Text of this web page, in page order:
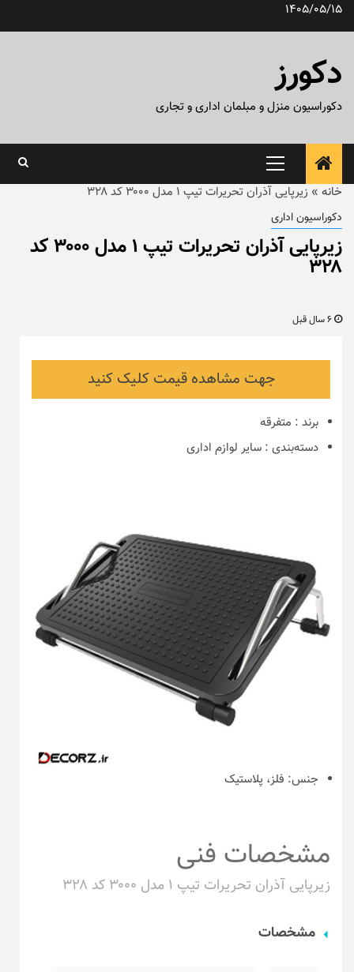
پرش1405/05/15
دکورز
دکوراسیون منزل و مبلمان اداری و تجاری
منوی
اصلی
خانه » زیرپایی آذران تحریرات تیپ ۱ مدل ۳۰۰۰ کد ۳۲۸
دکوراسیون اداری
زیرپایی آذران تحریرات تیپ ۱ مدل ۳۰۰۰ کد
۳۲۸
جهت مشاهده قیمت کلیک کنید
برند : متفرقه
دسته‌بندی : سایر لوازم اداری
جنس: فلز، پلاستیک
مشخصات فنی
زیرپایی آذران تحریرات تیپ ۱ مدل ۳۰۰۰ کد ۳۲۸
مشخصات